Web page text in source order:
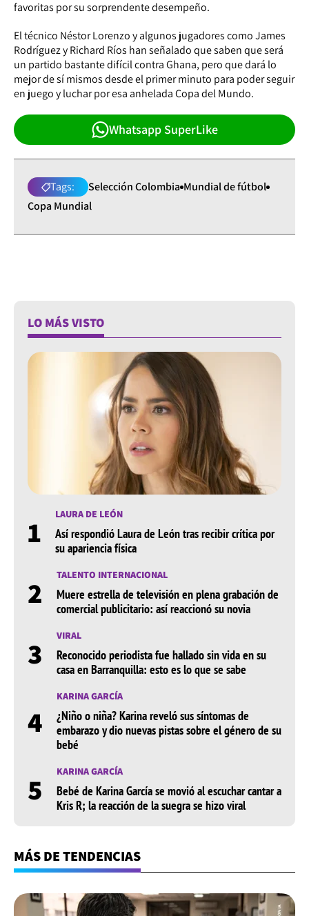
favoritas por su sorprendente desempeño.
El técnico Néstor Lorenzo y algunos jugadores como James
Rodríguez y Richard Ríos han señalado que saben que será
un partido bastante difícil contra Ghana, pero que dará lo
mejor de sí mismos desde el primer minuto para poder seguir
en juego y luchar por esa anhelada Copa del Mundo.
Whatsapp SuperLike
Tags: Selección Colombia Mundial de fútbol
Copa Mundial
LO MÁS VISTO
1 LAURA DE LEÓN
Así respondió Laura de León tras recibir crítica por
su apariencia física
2 TALENTO INTERNACIONAL
Muere estrella de televisión en plena grabación de
comercial publicitario: así reaccionó su novia
3 VIRAL
Reconocido periodista fue hallado sin vida en su
casa en Barranquilla: esto es lo que se sabe
4
KARINA GARCÍA
¿Niño o niña? Karina reveló sus síntomas de
embarazo y dio nuevas pistas sobre el género de su
bebé
5 KARINA GARCÍA
Bebé de Karina García se movió al escuchar cantar a
Kris R; la reacción de la suegra se hizo viral
MÁS DE TENDENCIAS